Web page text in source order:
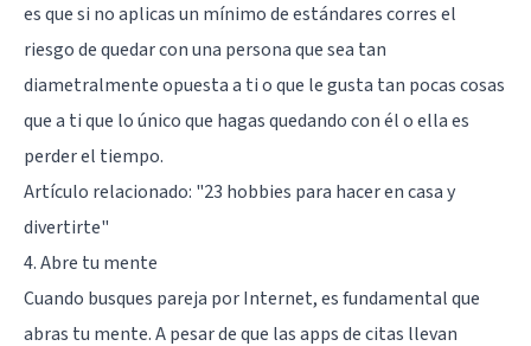
es que si no aplicas un mínimo de estándares corres el
riesgo de quedar con una persona que sea tan
diametralmente opuesta a ti o que le gusta tan pocas cosas
que a ti que lo único que hagas quedando con él o ella es
perder el tiempo.
Artículo relacionado: "23 hobbies para hacer en casa y
divertirte"
4. Abre tu mente
Cuando busques pareja por Internet, es fundamental que
abras tu mente. A pesar de que las apps de citas llevan